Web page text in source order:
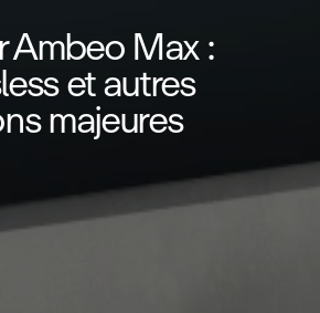
Ambeo Max :
et autres
majeures